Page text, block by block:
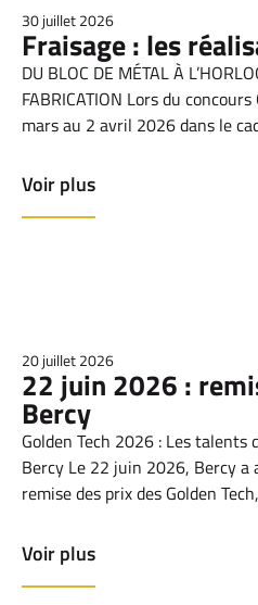
30 juillet 2026
Fraisage : les
DU BLOC DE MÉTAL À
FABRICATION Lors du
mars au 2 avril 2026 dans le
Voir plus
20 juillet 2026
22 juin 2026 :
Bercy
Golden Tech 2026 : Les talents
Bercy Le 22 juin 2026, Bercy a
remise des prix des Golden
Voir plus